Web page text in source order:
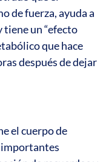
de fuerza, ayuda a
tiene un “efecto
que hace
después de dejar
el cuerpo de